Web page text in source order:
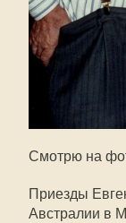
Смотрю на
Приезды
Австралии в